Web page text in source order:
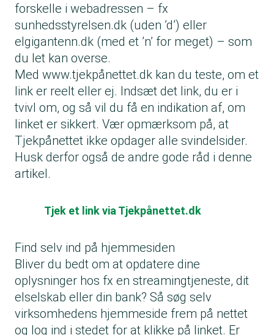
forskelle i webadressen – fx
sunhedsstyrelsen.dk (uden ’d’) eller
elgigantenn.dk (med et ’n’ for meget) – som
du let kan overse.
Med www.tjekpånettet.dk kan du teste, om et
link er reelt eller ej. Indsæt det link, du er i
tvivl om, og så vil du få en indikation af, om
linket er sikkert. Vær opmærksom på, at
Tjekpånettet ikke opdager alle svindelsider.
Husk derfor også de andre gode råd i denne
artikel.
Tjek et link via Tjekpånettet.dk
Find selv ind på hjemmesiden
Bliver du bedt om at opdatere dine
oplysninger hos fx en streamingtjeneste, dit
elselskab eller din bank? Så søg selv
virksomhedens hjemmeside frem på nettet
og log ind i stedet for at klikke på linket. Er